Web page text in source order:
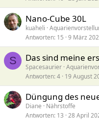
Nano-Cube 30L
kuaheli
Antworten 15 9 März
S Das sind meine
Spacesaurier
Antworten 4 19 August
Düngung des
Diane
Nährstoffe
Antworten 13 28 April